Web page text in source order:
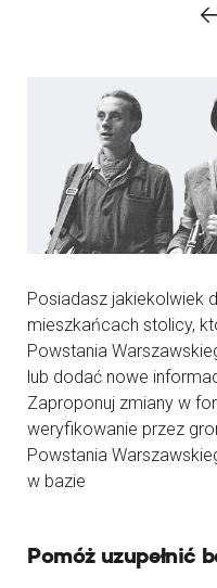
Posiadasz jakiekolwiek
mieszkańcach stolicy,
Powstania
lub dodać nowe
Zaproponuj zmiany w
weryfikowanie przez
Powstania
w bazie
Pomóż uzupełnić